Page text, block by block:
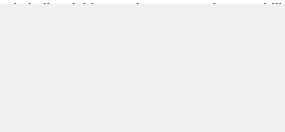
istikrarlı bir toparlanma süreci